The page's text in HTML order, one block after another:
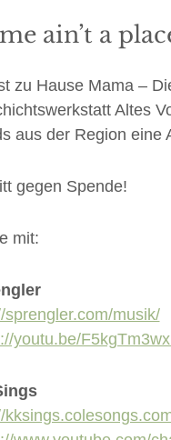
ain’t a
zu Hause Mama –
Altes
aus der Region eine
gegen Spende!
mit:
sprengler.com/musik/
youtu.be/